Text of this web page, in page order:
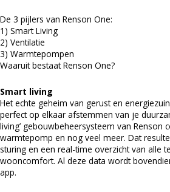
De 3 pijlers van Renson One:
1) Smart Living
2) Ventilatie
3) Warmtepompen
Waaruit bestaat Renson One?
Smart living
Het echte geheim van gerust en
perfect op elkaar afstemmen van je
living’ gebouwbeheersysteem van Renson
warmtepomp en nog veel meer. Dat
sturing en een real-time overzicht van alle
wooncomfort. Al deze data wordt
app.